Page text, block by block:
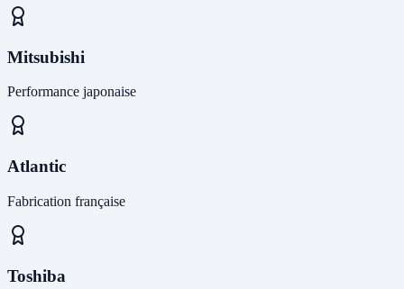
Mitsubishi
Performance japonaise
Atlantic
Fabrication française
Toshiba